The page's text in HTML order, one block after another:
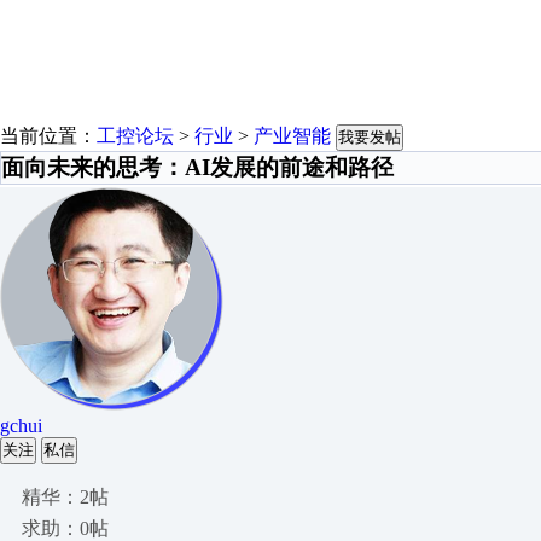
当前位置： 工控论坛 > 行业 > 产业智能 我要发帖
面向未来的思考：AI发展的前途和路径
gchui
关注 私信
精华：2帖
求助：0帖